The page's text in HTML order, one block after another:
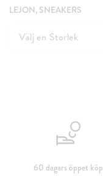
LEJON, SNEAKERS
Välj en Storlek
60 dagars öppet köp